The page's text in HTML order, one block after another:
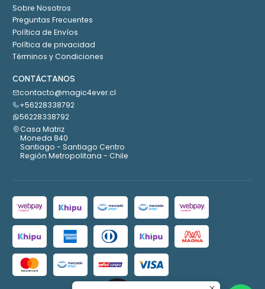
Sobre Nosotros
Preguntas Frecuentes
Política de Envíos
Política de privacidad
Términos y Condiciones
CONTÁCTANOS
contacto@magic4ever.cl
+56228338792
56228338792
Casa Matriz
Moneda 840
Santiago - Santiago Centro
Región Metropolitana - Chile